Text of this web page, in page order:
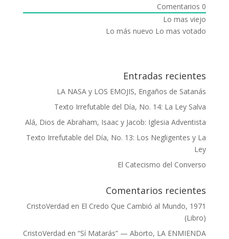
0
Lo mas viejo
Lo más nuevo Lo mas votado
Entradas recientes
LA NASA y LOS EMOJIS, Engaños de Satanás
Texto Irrefutable del Día, No. 14: La Ley Salva
Alá, Dios de Abraham, Isaac y Jacob: Iglesia Adventista
Texto Irrefutable del Día, No. 13: Los Negligentes y La
Ley
El Catecismo del Converso
Comentarios recientes
CristoVerdad en El Credo Que Cambió al Mundo, 1971
(Libro)
CristoVerdad en“Sí Matarás” — Aborto, LA ENMIENDA